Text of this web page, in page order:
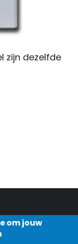
zijn dezelfde
om jouw